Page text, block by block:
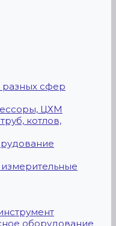
сфер
ЦХМ
котлов,
оборудование